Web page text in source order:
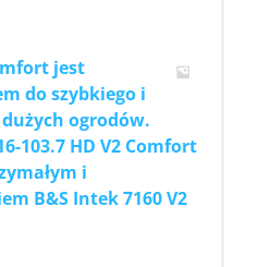
jest
do szybkiego i
ogrodów.
103.7 HD V2 Comfort
i
B&S Intek 7160 V2